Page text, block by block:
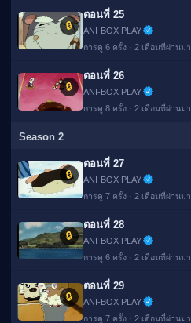
🔒
ตอนที่ 25
ANI-BOX PLAY
การดู 6 ครั้ง · 2 เดือนที่ผ่านมา
🔒
ตอนที่ 26
ANI-BOX PLAY
การดู 8 ครั้ง · 2 เดือนที่ผ่านมา
Season 2
🔒
ตอนที่ 27
ANI-BOX PLAY
การดู 7 ครั้ง · 2 เดือนที่ผ่านมา
🔒
ตอนที่ 28
ANI-BOX PLAY
การดู 6 ครั้ง · 2 เดือนที่ผ่านมา
🔒
ตอนที่ 29
ANI-BOX PLAY
การดู 7 ครั้ง · 2 เดือนที่ผ่านมา